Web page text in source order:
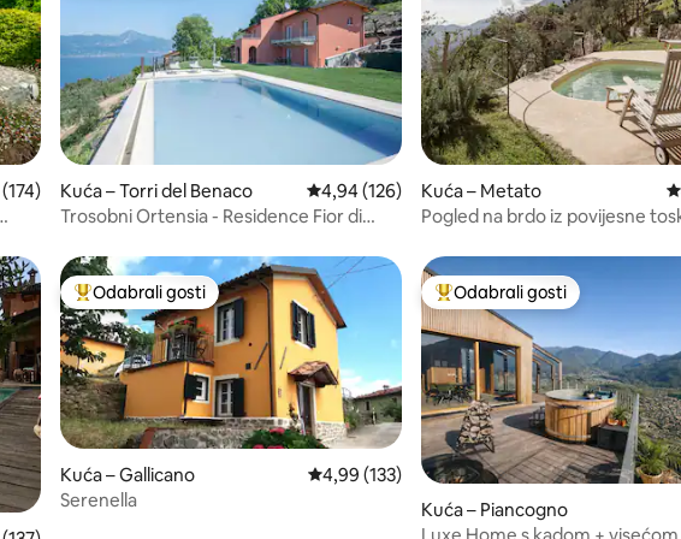
ocjena: 4,95/5, recenzija: 174
Kuća – Torri del Benaco Prosječna ocjena: 4,94/5, recenzija: 126
4,94 (126)
Trosobni Ortensia - Residence Fior di
Kuća – Metato
Pogled na brdo iz povijesne
Među najviše rangiranima s oznakom „Odabrali gosti”
Odabrali gosti
Kuća – Gallicano Prosječna ocjena: 4,99/5, recenzija: 133
4,99 (133)
Serenella
Među najviše rangiranima s
Odabrali gosti
Kuća – Piancogno